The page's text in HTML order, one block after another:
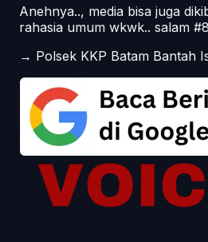
Anehnya.., media bisa juga
rahasia umum wkwk.. salam
→ Polsek KKP Batam Bantah